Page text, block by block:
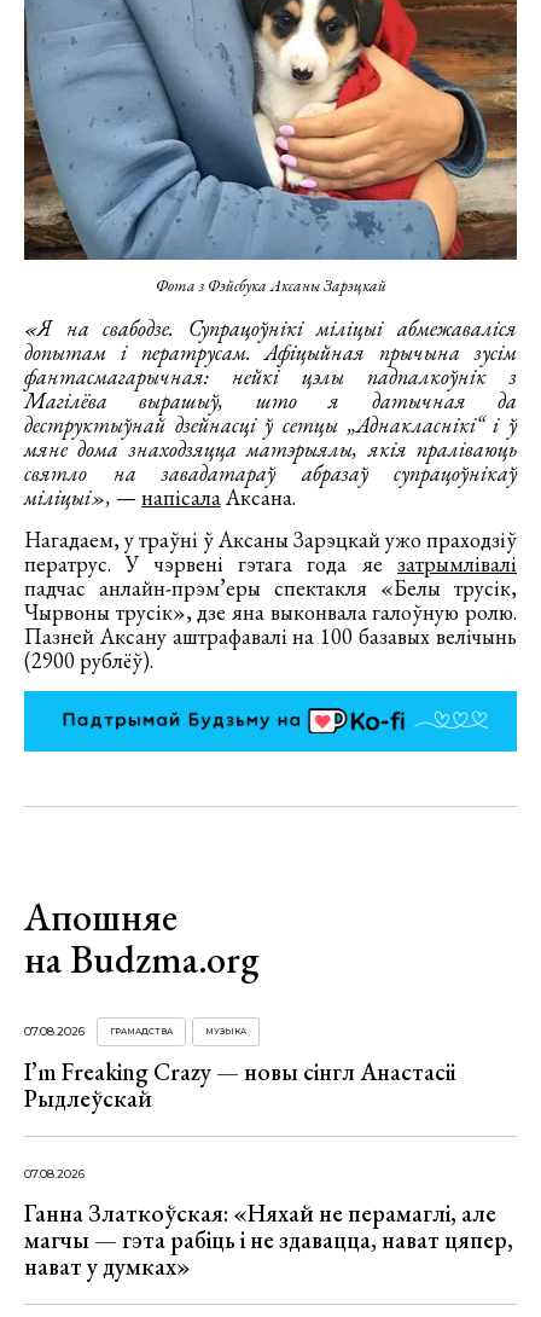
Фота з Фэйсбука Аксаны Зарэцкай
«Я на свабодзе. Супрацоўнікі міліцыі абмежаваліся
допытам і ператрусам. Афіцыйная прычына зусім
фантасмагарычная: нейкі цэлы падпалкоўнік з
Магілёва вырашыў, што я датычная да
деструктыўнай дзейнасці ў сетцы „Аднакласнікі“ і ў
мяне дома знаходзяцца матэрыялы, якія праліваюць
святло на завадатараў абразаў супрацоўнікаў
міліцыі», —напісалаАксана.
Нагадаем, у траўні ў Аксаны Зарэцкай ужо праходзіў
ператрус. У чэрвені гэтага года яе затрымлівалі
падчас анлайн-прэм’еры спектакля «Белы трусік,
Чырвоны трусік», дзе яна выконвала галоўную ролю.
Пазней Аксану аштрафавалі на 100 базавых велічынь
(2900 рублёў).
Апошняе
на Budzma.org
07.08.2026 ГРАМАДСТВА МУЗЫКА
I’m Freaking Crazy — новы сінгл Анастасіі
Рыдлеўскай
07.08.2026
Ганна Златкоўская: «Няхай не перамаглі, але
магчы — гэта рабіць і не здавацца, нават цяпер,
нават у думках»